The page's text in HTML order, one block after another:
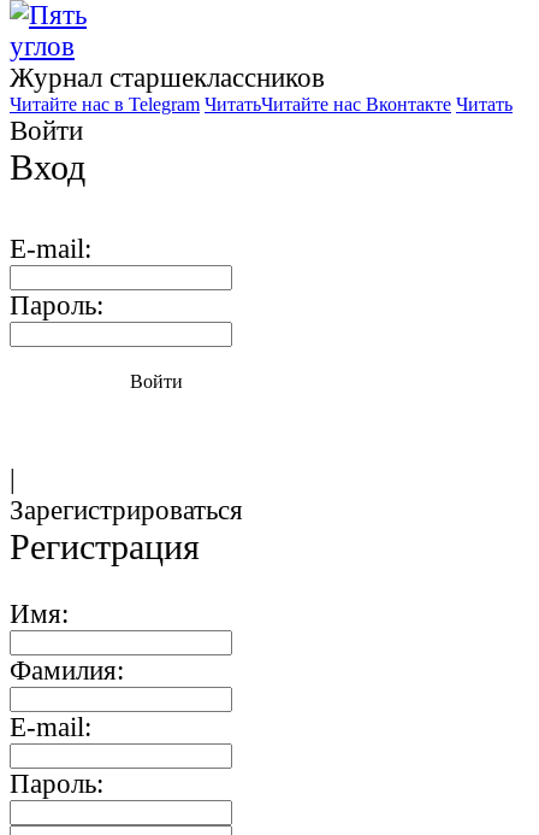
Журнал старшекласcников
Читайте нас в Telegram ЧитатьЧитайте нас Вконтакте Читать
Войти
Вход
E-mail:
Пароль:
Войти
|
Зарегистрироваться
Регистрация
Имя:
Фамилия:
E-mail:
Пароль: